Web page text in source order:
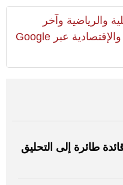
والرياضية وآخر
المستجدات السياسية والإقتصادية عبر Google
طائرة إلى التحليق